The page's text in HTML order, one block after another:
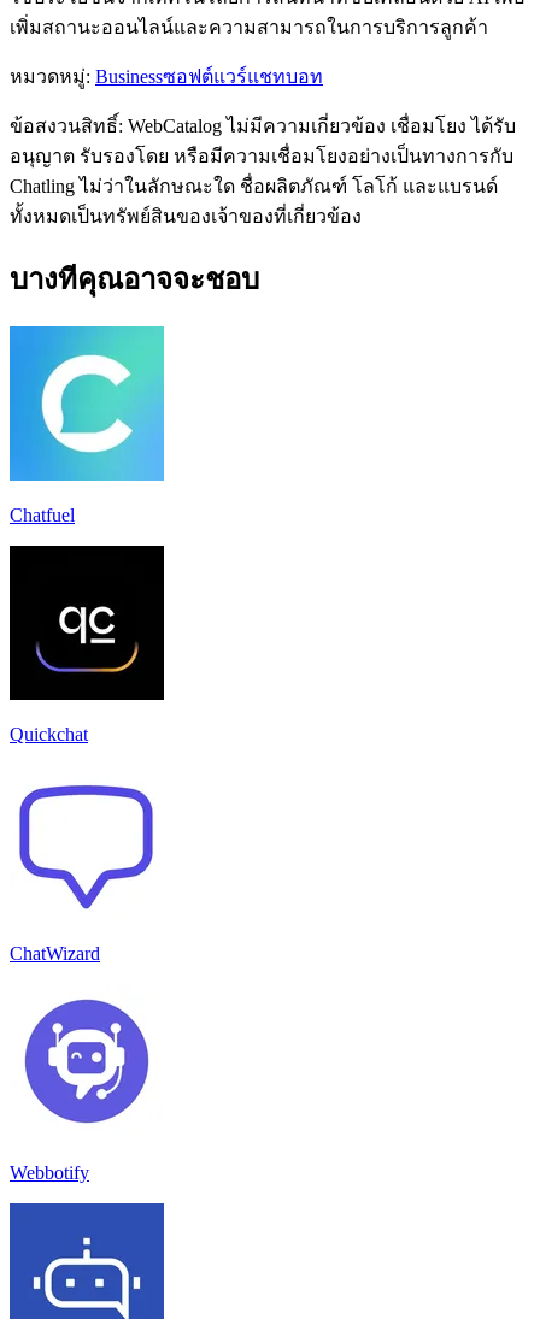
เพิ่มสถานะออนไลน์และความสามารถในการบริการลูกค้า
หมวดหมู่: Businessซอฟต์แวร์แชทบอท
ข้อสงวนสิทธิ์: WebCatalog ไม่มีความเกี่ยวข้อง เชื่อมโยง ได้รับ
อนุญาต รับรองโดย หรือมีความเชื่อมโยงอย่างเป็นทางการกับ
Chatling ไม่ว่าในลักษณะใด ชื่อผลิตภัณฑ์ โลโก้ และแบรนด์
ทั้งหมดเป็นทรัพย์สินของเจ้าของที่เกี่ยวข้อง
บางทีคุณอาจจะชอบ
Chatfuel
Quickchat
ChatWizard
Webbotify